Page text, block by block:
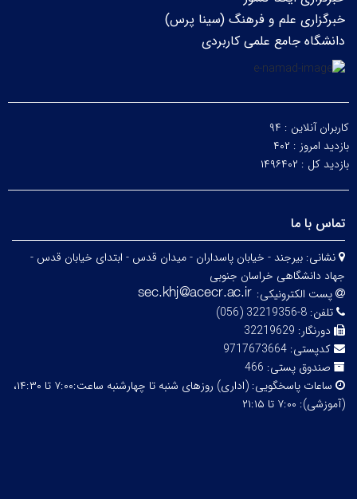
خبرگزاری علم و فرهنگ (سینا پرس)
دانشگاه جامع علمی کاربردی
کاربران آنلاین : ۹۴
بازدید امروز : ۴۰۲
بازدید کل : ۱۴۹۶۴۰۲
تماس با ما
نشانی: بیرجند - خیابان پاسداران - میدان قدس - ابتدای خیابان قدس -
جهاد دانشگاهی خراسان جنوبی
پست الکترونیکی:
تلفن: 8-32219356 (056)
دورنگار: 32219629
کدپستی: 9717673664
صندوق پستی: 466
ساعات پاسخگویی:
(اداری) روزهای شنبه تا چهارشنبه ساعت:۷:۰۰ تا ۱۴:۳۰،
(آموزشی): ۷:۰۰ تا ۲۱:۱۵